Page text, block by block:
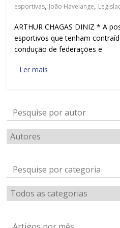
esportivas, João Havelange,
ARTHUR CHAGAS DINIZ * A
esportivos que tenham
condução de federações e
Ler mais
Pesquise por autor
Pesquise por categoria